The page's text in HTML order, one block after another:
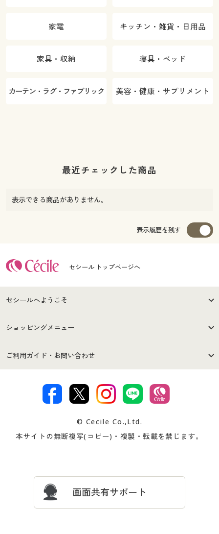
家電 キッチン・雑貨・日用品
家具・収納 寝具・ベッド
カーテン・ラグ・ファブリック 美容・健康・サプリメント
最近チェックした商品
表示できる商品がありません。
表示履歴を残す
セシール トップページへ
セシールへようこそ
はじめての方へ
セシールご利用規約
著作権・商標について 会社案内
ショッピングメニュー
商品カテゴリ
プレゼント＆キャンペーン サイトマップ
ご利用ガイド・お問い合わせ
交換・返品は お支払は
ついて
忘れの場合
© Cecile Co.,Ltd.
本サイトの無断複写(コピー)・複製・転載を禁じます。
画面共有サポート